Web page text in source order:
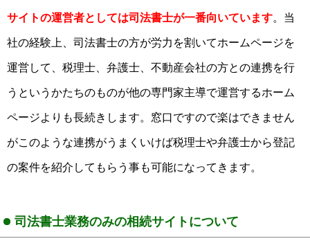
サイトの運営者としては司法書士が一番向いています。当
社の経験上、司法書士の方が労力を割いてホームページを
運営して、税理士、弁護士、不動産会社の方との連携を行
うというかたちのものが他の専門家主導で運営するホーム
ページよりも長続きします。窓口ですので楽はできません
がこのような連携がうまくいけば税理士や弁護士から登記
の案件を紹介してもらう事も可能になってきます。
司法書士業務のみの相続サイトについて